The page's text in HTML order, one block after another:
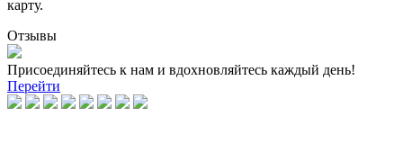
карту.
Отзывы
Присоединяйтесь к нам и вдохновляйтесь каждый день!
Перейти